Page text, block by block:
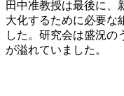
田中准教授は最後に、
大化するために必要な
した。研究会は盛況の
が溢れていました。